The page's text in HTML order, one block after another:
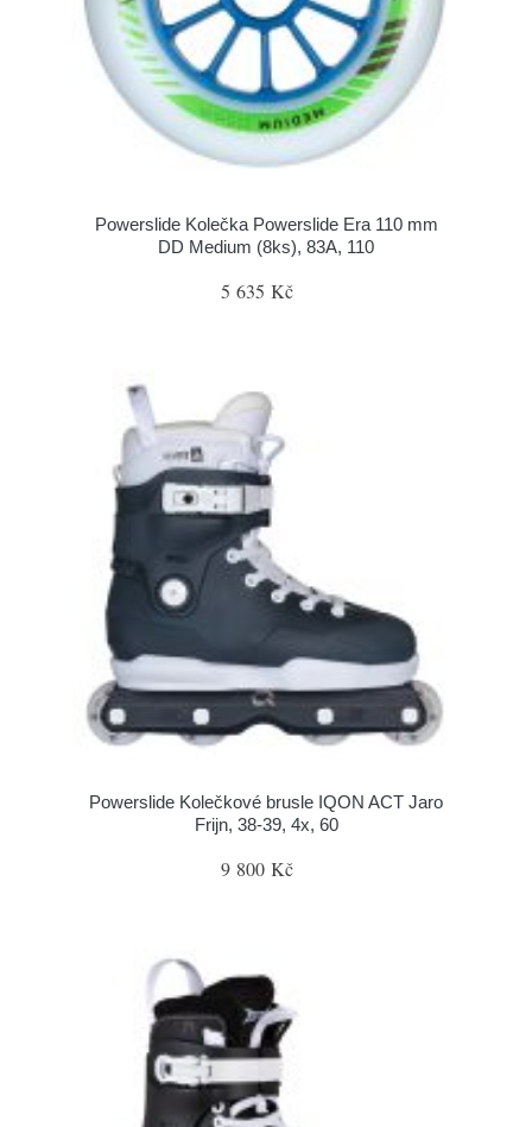
Powerslide Kolečka Powerslide Era 110 mm
DD Medium (8ks), 83A, 110
5 635 Kč
Powerslide Kolečkové brusle IQON ACT Jaro
Frijn, 38-39, 4x, 60
9 800 Kč